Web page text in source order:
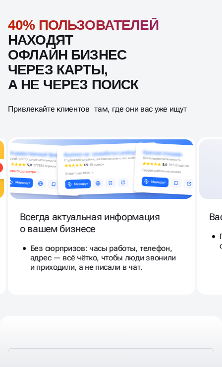
40% ПОЛЬЗОВАТЕЛЕЙ
НАХОДЯТ
ОФЛАЙН БИЗНЕС
ЧЕРЕЗ КАРТЫ,
А НЕ ЧЕРЕЗ ПОИСК
Привлекайте клиентов там, где они вас уже ищут
Всегда актуальная информация
о вашем бизнесе
Без сюрпризов: часы работы, телефон,
адрес — всё чётко, чтобы люди звонили
и приходили, а не писали в чат.